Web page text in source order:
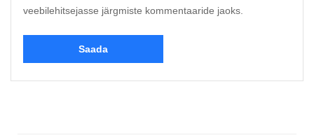
veebilehitsejasse järgmiste kommentaaride jaoks.